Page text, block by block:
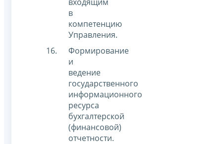
в
компетенцию
Управления.
Формирование
и
ведение
государственного
информационного
ресурса
бухгалтерской
(финансовой)
отчетности.